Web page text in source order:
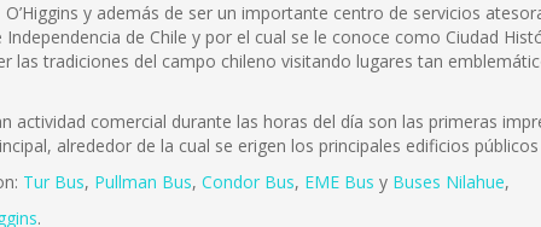
y además de ser un importante centro de servicios
de Chile y por el cual se le conoce como Ciudad
las tradiciones del campo chileno visitando lugares tan
actividad comercial durante las horas del día son las primeras
alrededor de la cual se erigen los principales edificios
Tur Bus, Pullman Bus, Condor Bus, EME Bus y Buses Nilahue,
.